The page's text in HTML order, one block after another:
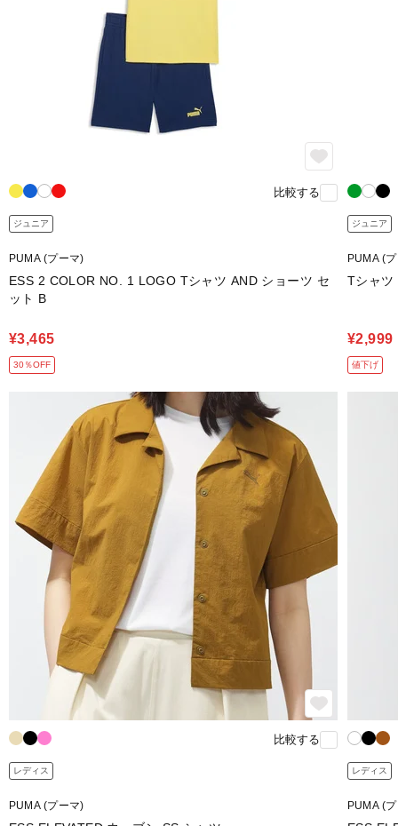
比較する
ジュニア
PUMA (プーマ)
ESS 2 COLOR NO. 1 LOGO Tシャツ AND ショーツ セ
ット B
¥3,465
30％OFF
ジュニア
PUMA (
Tシャツ
¥2,999
値下げ
比較する
レディス
PUMA (プーマ)
レディス
PUMA (